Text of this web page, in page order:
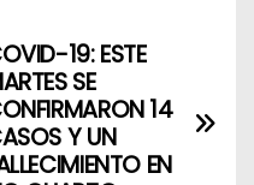
19: ESTE
SE
14
Y UN
EN